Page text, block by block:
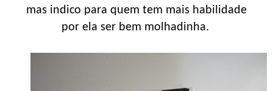
mas indico para quem tem mais habilidade
por ela ser bem molhadinha.